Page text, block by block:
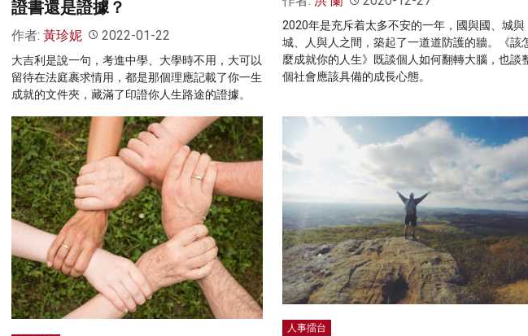
證書還是證據？
作者: 黃珍妮 2022-01-22
大吉利是說一句，考進中學、大學時不用，大可以
留待在法庭裹求情用，都是那個理應記載了你一生
成就的文件夾，藏滿了印證你人生路途的證據。
2020年是充斥着太多不安的一年，國與國、城與
城、人與人之間，築起了一道道防護的牆。《該
麼成就你的人生》既談個人如何翻轉大腦，也談
個社會應該具備的成長心態。
人事擂台